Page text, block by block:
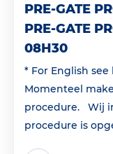
PRE-GATE
PRE-GATE
08H30
* For English
Momenteel
procedure. Wij
procedure is